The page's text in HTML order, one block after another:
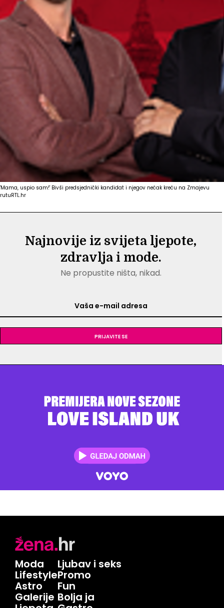
'Mama, uspio sam!' Bivši predsjednički kandidat i njegov nećak kreću na Zmajevu
rutuRTL.hr
Najnovije iz svijeta ljepote,
zdravlja i mode.
Ne propustite ništa, nikad.
Prijavite se
Moda
Lifestyle
Astro
Galerije
Ljubav i seks
Promo
Fun
Bolja ja